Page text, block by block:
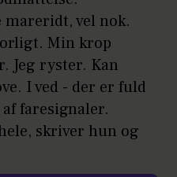
vel nok.
Min krop
Jeg ryster. Kan
I ved - der er fuld
faresignaler.
skriver hun og